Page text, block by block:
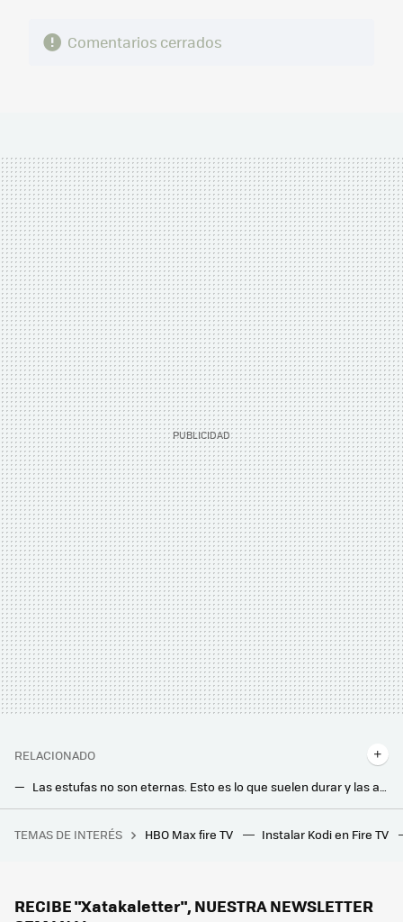
Comentarios cerrados
RELACIONADO
Tengo una estufa de leña o pellet y no quiero que me afecte la subida de precios por la guerra de Irán. Esto es lo que voy a hacer
Las fábricas ya calientan motores para el iPhone 20 y el regreso del cristal huele a pura nostalgia
TEMAS DE INTERÉS HBO Max fire TV Instalar Kodi en Fire TV
RECIBE "Xatakaletter", NUESTRA NEWSLETTER